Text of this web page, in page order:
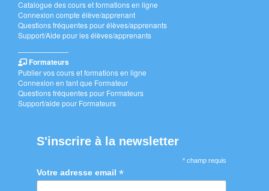
Catalogue des cours et formations en ligne
Connexion compte élève/apprenant
Questions fréquentes pour élèves/apprenants
Support/Aide pour les élèves/apprenants
———————
Formateurs
Publier vos cours et formations en ligne
Connexion en tant que Formateur
Questions fréquentes pour Formateurs
Support/aide pour Formateurs
S'inscrire à la newsletter
* champ requis
Votre adresse email*